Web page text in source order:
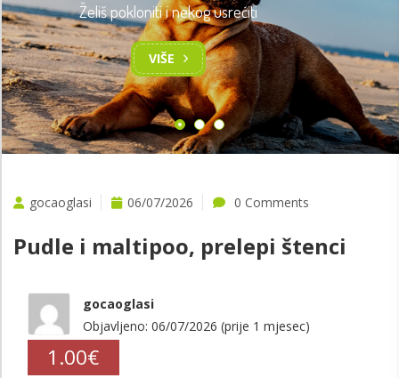
Želiš pokloniti i nekog usrećiti
VIŠE
gocaoglasi 06/07/2026 0 Comments
Pudle i maltipoo, prelepi štenci
gocaoglasi
Objavljeno: 06/07/2026 (prije 1 mjesec)
1.00€